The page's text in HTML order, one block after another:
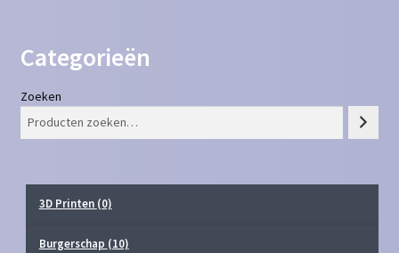
Categorieën
Zoeken
3D Printen (0)
Burgerschap (10)